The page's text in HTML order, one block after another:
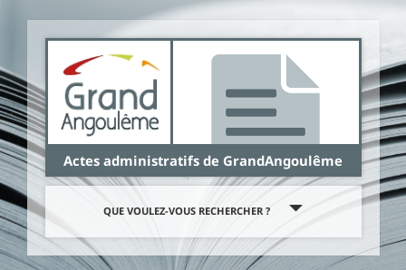
Actes administratifs de GrandAngoulême
QUE VOULEZ-VOUS RECHERCHER ?
Panneau de gestion des cookies